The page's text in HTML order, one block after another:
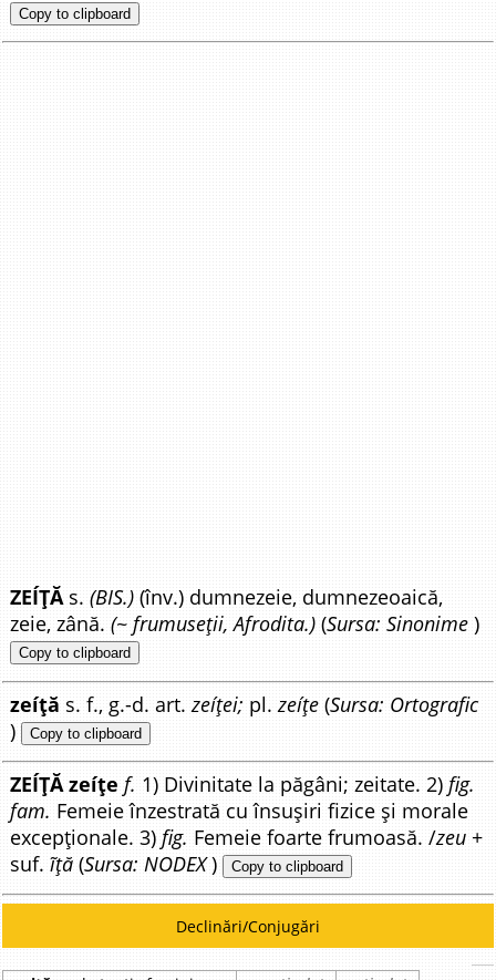
Copy to clipboard
ZEÍȚĂs.(BIS.) (înv.) dumnezeie, dumnezeoaică,
zeie, zână.(~ frumuseții, Afrodita.) (Sursa: Sinonime )
Copy to clipboard
zeíță s. f., g.-d. art.zeíței; pl.zeíțe (Sursa: Ortografic
) Copy to clipboard
ZEÍȚĂ zeíțe f. 1) Divinitate la păgâni; zeitate. 2) fig.
fam. Femeie înzestrată cu însușiri fizice și morale
excepționale. 3)fig. Femeie foarte frumoasă. /zeu +
suf.ĩță (Sursa: NODEX) Copy to clipboard
Declinări/Conjugări